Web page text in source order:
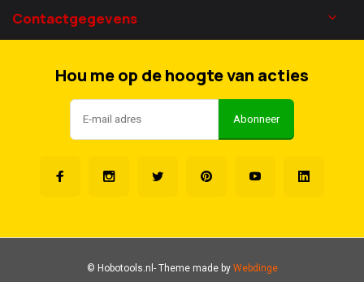
Contactgegevens
Hou me op de hoogte van acties
Abonneer
© Hobotools.nl- Theme made byWebdinge